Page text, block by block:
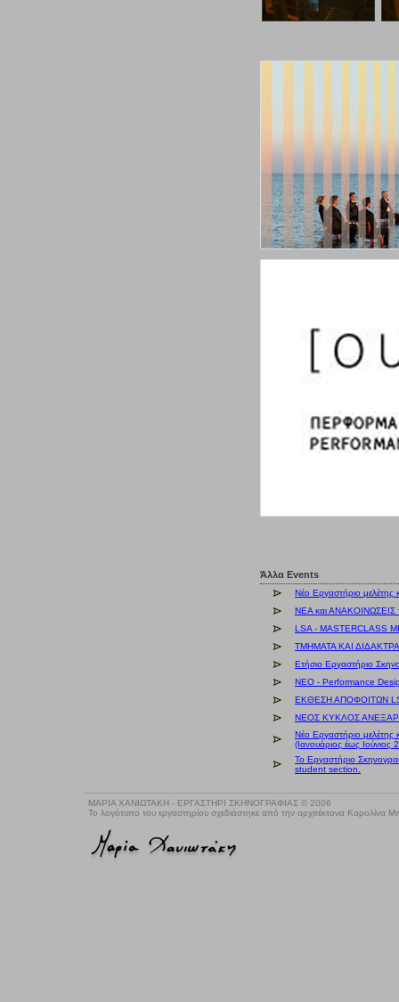
Άλλα Events
Νέο Εργαστήριο
ΝΕΑ και
LSA -
ΤΜΗΜΑΤΑ ΚΑΙ
Ετήσιο Εργαστήριο
NEO - Performance
ΕΚΘΕΣΗ ΑΠΟΦΟΙΤΩΝ
ΝΕΟΣ ΚΥΚΛΟΣ
Νέο Εργαστήριο
(Ιανουάριος έως Ιούνιος
Το Εργαστήριο
student section.
ΜΑΡΙΑ ΧΑΝΙΩΤΑΚΗ - ΕΡΓΑΣΤΗΡΙ ΣΚΗΝΟΓΡΑΦΙΑΣ © 2006
Το λογότυπο του εργαστηρίου σχεδιάστηκε από την αρχιτέκτονα Καρολίνα